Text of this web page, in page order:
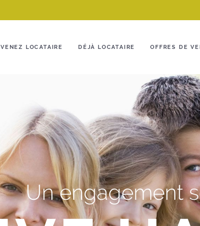
LOCATAIRE DÉJÀ LOCATAIRE OFFRES DE
Un engagement